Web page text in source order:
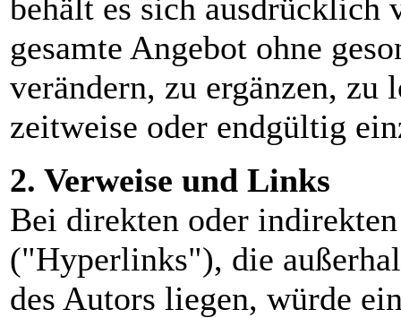
behält es sich ausdrücklich
gesamte Angebot ohne
verändern, zu ergänzen,
zeitweise oder endgültig
2. Verweise und Links
Bei direkten oder
("Hyperlinks"), die
des Autors liegen, würde